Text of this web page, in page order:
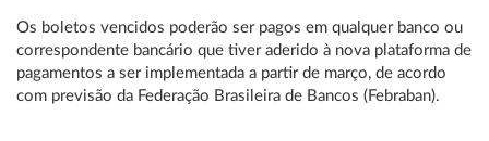
Os boletos vencidos poderão ser pagos em qualquer banco ou
correspondente bancário que tiver aderido à nova plataforma de
pagamentos a ser implementada a partir de março, de acordo
com previsão da Federação Brasileira de Bancos (Febraban).